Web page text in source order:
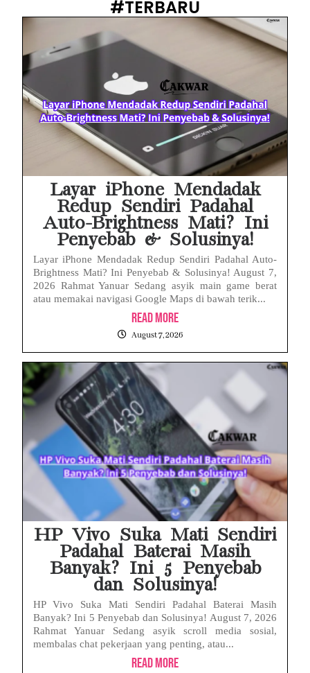
Prabowo Sebut ‘Londo Ireng’, Ray Rangkuti Desak DPR Bersikap, Ini Ulasan Politiknya
MAKI Soroti Penahanan Eks Jampidsus Febrie Adriansyah Tanpa Rompi Pink
Babak Baru Kasus Febrie Adriansyah, Rencana Praperadilan Penyitaan Emas dan Uang Tunai Jadi Sorotan
Baterai Apple Watch Cepat Boros? Ini Penyebab dan Cara Mengatasinya
HP Huawei Cepat Panas? Ini Penyebab Utama dan Cara Mengatasinya
#TERBARU
Layar iPhone Mendadak
Redup Sendiri Padahal
Auto-Brightness Mati? Ini
Penyebab & Solusinya!
Layar iPhone Mendadak Redup Sendiri Padahal Auto-
Brightness Mati? Ini Penyebab & Solusinya! August 7,
2026 Rahmat Yanuar Sedang asyik main game berat
atau memakai navigasi Google Maps di bawah terik...
Read More
August 7, 2026
HP Vivo Suka Mati Sendiri
Padahal Baterai Masih
Banyak? Ini 5 Penyebab
dan Solusinya!
HP Vivo Suka Mati Sendiri Padahal Baterai Masih
Banyak? Ini 5 Penyebab dan Solusinya! August 7, 2026
Rahmat Yanuar Sedang asyik scroll media sosial,
membalas chat pekerjaan yang penting, atau...
Read More